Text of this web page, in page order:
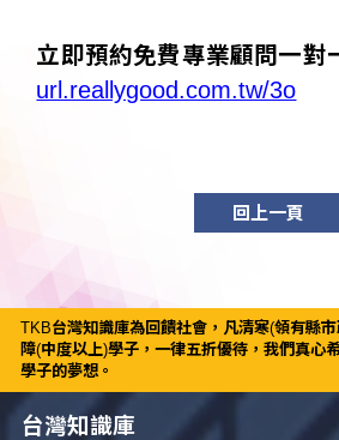
立即預約免費專業顧問一對
url.reallygood.com.tw/3o
回上一頁
TKB台灣知識庫為回饋社會，凡清寒(領有縣
障(中度以上)學子，一律五折優待，我們真心
學子的夢想。
台灣知識庫